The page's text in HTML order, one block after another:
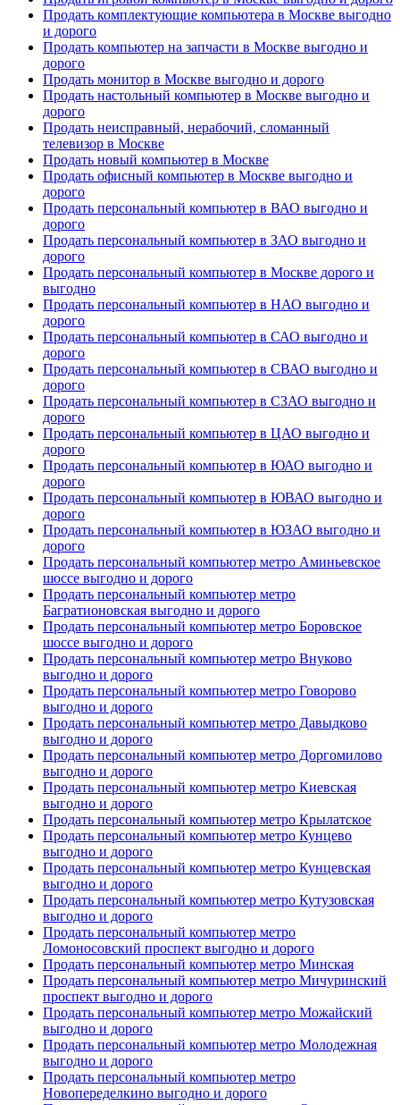
Продать комплектующие компьютера в Москве выгодно
и дорого
Продать компьютер на запчасти в Москве выгодно и
дорого
Продать монитор в Москве выгодно и дорого
Продать настольный компьютер в Москве выгодно и
дорого
Продать неисправный, нерабочий, сломанный
телевизор в Москве
Продать новый компьютер в Москве
Продать офисный компьютер в Москве выгодно и
дорого
Продать персональный компьютер в ВАО выгодно и
дорого
Продать персональный компьютер в ЗАО выгодно и
дорого
Продать персональный компьютер в Москве дорого и
выгодно
Продать персональный компьютер в НАО выгодно и
дорого
Продать персональный компьютер в САО выгодно и
дорого
Продать персональный компьютер в СВАО выгодно и
дорого
Продать персональный компьютер в СЗАО выгодно и
дорого
Продать персональный компьютер в ЦАО выгодно и
дорого
Продать персональный компьютер в ЮАО выгодно и
дорого
Продать персональный компьютер в ЮВАО выгодно и
дорого
Продать персональный компьютер в ЮЗАО выгодно и
дорого
Продать персональный компьютер метро Аминьевское
шоссе выгодно и дорого
Продать персональный компьютер метро
Багратионовская выгодно и дорого
Продать персональный компьютер метро Боровское
шоссе выгодно и дорого
Продать персональный компьютер метро Внуково
выгодно и дорого
Продать персональный компьютер метро Говорово
выгодно и дорого
Продать персональный компьютер метро Давыдково
выгодно и дорого
Продать персональный компьютер метро Доргомилово
выгодно и дорого
Продать персональный компьютер метро Киевская
выгодно и дорого
Продать персональный компьютер метро Крылатское
Продать персональный компьютер метро Кунцево
выгодно и дорого
Продать персональный компьютер метро Кунцевская
выгодно и дорого
Продать персональный компьютер метро Кутузовская
выгодно и дорого
Продать персональный компьютер метро
Ломоносовский проспект выгодно и дорого
Продать персональный компьютер метро Минская
Продать персональный компьютер метро Мичуринский
проспект выгодно и дорого
Продать персональный компьютер метро Можайский
выгодно и дорого
Продать персональный компьютер метро Молодежная
выгодно и дорого
Продать персональный компьютер метро
Новопеределкино выгодно и дорого